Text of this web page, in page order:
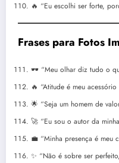
🔥 “Eu escolhi ser forte,
Frases para Fotos
🕶️ “Meu olhar diz tudo o
🔥 “Atitude é meu
🌟 “Seja um homem de
🚀 “Eu sou o autor da
💼 “Minha presença é meu
✨ “Não é sobre ser